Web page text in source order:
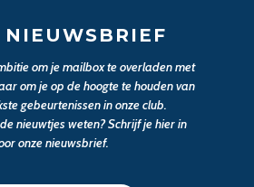
NIEUWSBRIEF
om je mailbox te overladen met
om je op de hoogte te houden van
gebeurtenissen in onze club.
nieuwtjes weten? Schrijf je hier in
onze nieuwsbrief.